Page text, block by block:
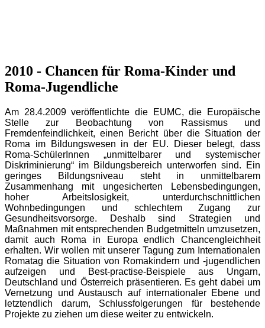
2010 - Chancen für Roma-Kinder und
Roma-Jugendliche
Am 28.4.2009 veröffentlichte die EUMC, die Europäische
Stelle zur Beobachtung von Rassismus und
Fremdenfeindlichkeit, einen Bericht über die Situation der
Roma im Bildungswesen in der EU. Dieser belegt, dass
Roma-SchülerInnen „unmittelbarer und systemischer
Diskriminierung“ im Bildungsbereich unterworfen sind. Ein
geringes Bildungsniveau steht in unmittelbarem
Zusammenhang mit ungesicherten Lebensbedingungen,
hoher Arbeitslosigkeit, unterdurchschnittlichen
Wohnbedingungen und schlechtem Zugang zur
Gesundheitsvorsorge. Deshalb sind Strategien und
Maßnahmen mit entsprechenden Budgetmitteln umzusetzen,
damit auch Roma in Europa endlich Chancengleichheit
erhalten. Wir wollen mit unserer Tagung zum Internationalen
Romatag die Situation von Romakindern und -jugendlichen
aufzeigen und Best-practise-Beispiele aus Ungarn,
Deutschland und Österreich präsentieren. Es geht dabei um
Vernetzung und Austausch auf internationaler Ebene und
letztendlich darum, Schlussfolgerungen für bestehende
Projekte zu ziehen um diese weiter zu entwickeln.